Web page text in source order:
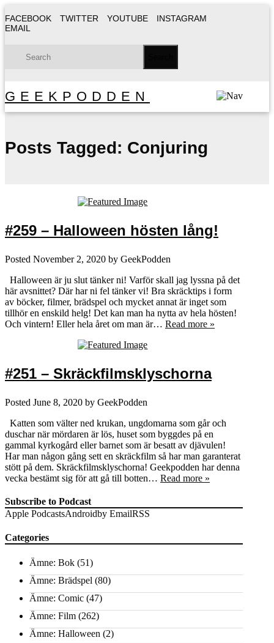
FACEBOOK TWITTER YOUTUBE
INSTAGRAM
EMAIL
GEEKPODDEN
Posts Tagged: Conjuring
#259 – Halloween hösten lång!
Posted November 2, 2020 by GeekPodden
Halloween är ju slut tänker ni! Varför skall jag lyssna på det
här avsnittet? Där har ni fel tänker vi! Bra skräcktips i form
av böcker, filmer, brädspel och mycket annat är inget som
tillhör en enskild helg! Det kan man ha nytta av hela hösten!
Och vintern! Eller hela året om man är… Read more »
#251 – Skräckfilmsklyschorna
Posted June 8, 2020 by GeekPodden
Katten som välter ned krukan, ungdomarna som går och
duschar när mördaren är lös, huset som byggdes på en
gammal kyrkogård eller barnet som är besatt av djävulen!
Har man någon gång sett en skräckfilm så har man garanterat
stött på dem. Skräckfilmsklyschorna! Geekpodden har denna
vecka bestämt sig för att gå till botten… Read more »
Subscribe to Podcast
Apple PodcastsAndroidby EmailRSS
Categories
Ämne: Bok (51)
Ämne: Brädspel (80)
Ämne: Comic (47)
Ämne: Film (262)
Ämne: Halloween (2)